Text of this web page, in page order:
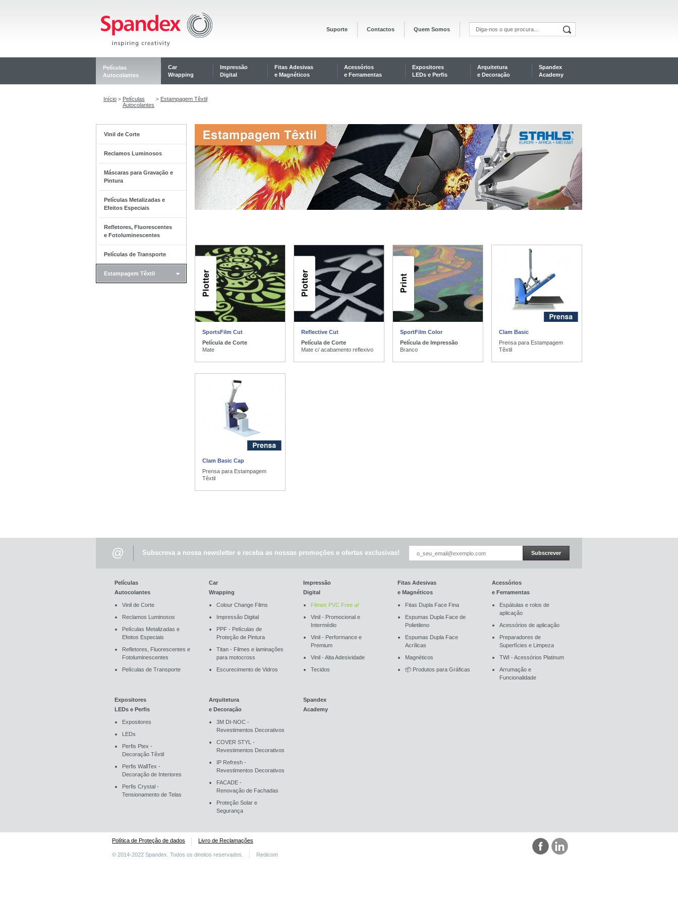
Suporte Contactos Quem Somos
Películas
Autocolantes
Car
Wrapping
Impressão
Digital
Fitas Adesivas
e Magnéticos
Acessórios
e Ferramentas
Expositores
LEDs e Perfis
Arquitetura
e Decoração
Spandex
Academy
Início > Películas
Autocolantes
> Estampagem Têxtil
Vinil de Corte
Reclamos Luminosos
Máscaras para Gravação e
Pintura
Películas Metalizadas e
Efeitos Especiais
Refletores, Fluorescentes
e Fotoluminescentes
Películas de Transporte
Estampagem Têxtil
SportsFilm Cut
Película de Corte
Mate
Reflective Cut
Película de Corte
Mate c/ acabamento reflexivo
SportFilm Color
Película de Impressão
Branco
Clam Basic
Prensa para Estampagem
Têxtil
Clam Basic Cap
Prensa para Estampagem
Têxtil
@ Subscreva a nossa newsletter e receba as nossas promoções e ofertas exclusivas! Subscrever
Películas
Autocolantes
Vinil de Corte
Reclamos Luminosos
Películas Metalizadas e
Efeitos Especiais
Refletores, Fluorescentes e
Fotoluminescentes
Películas de Transporte
Car
Wrapping
Colour Change Films
Impressão Digital
PPF - Películas de
Proteção de Pintura
Titan - Filmes e laminações
para motocross
Escurecimento de Vidros
Impressão
Digital
Filmes PVC Free 🌿
Vinil - Promocional e
Intermédio
Vinil - Performance e
Premium
Vinil - Alta Adesividade
Tecidos
Fitas Adesivas
e Magnéticos
Fitas Dupla Face Fina
Espumas Dupla Face de
Polietileno
Espumas Dupla Face
Acrílicas
Magnéticos
📦 Produtos para Gráficas
Acessórios
e Ferramentas
Espátulas e rolos de
aplicação
Acessórios de aplicação
Preparadores de
Superfícies e Limpeza
TWI - Acessórios Platinum
Arrumação e
Funcionalidade
Expositores
LEDs e Perfis
Expositores
LEDs
Perfis Ptex -
Decoração Têxtil
Perfis WallTex -
Decoração de Interiores
Perfis Crystal -
Tensionamento de Telas
Arquitetura
e Decoração
3M DI-NOC -
Revestimentos Decorativos
COVER STYL -
Revestimentos Decorativos
IP Refresh -
Revestimentos Decorativos
FACADE -
Renovação de Fachadas
Proteção Solar e
Segurança
Spandex
Academy
Política de Proteção de dados Livro de Reclamações
© 2014-2022 Spandex. Todos os direitos reservados. Redicom